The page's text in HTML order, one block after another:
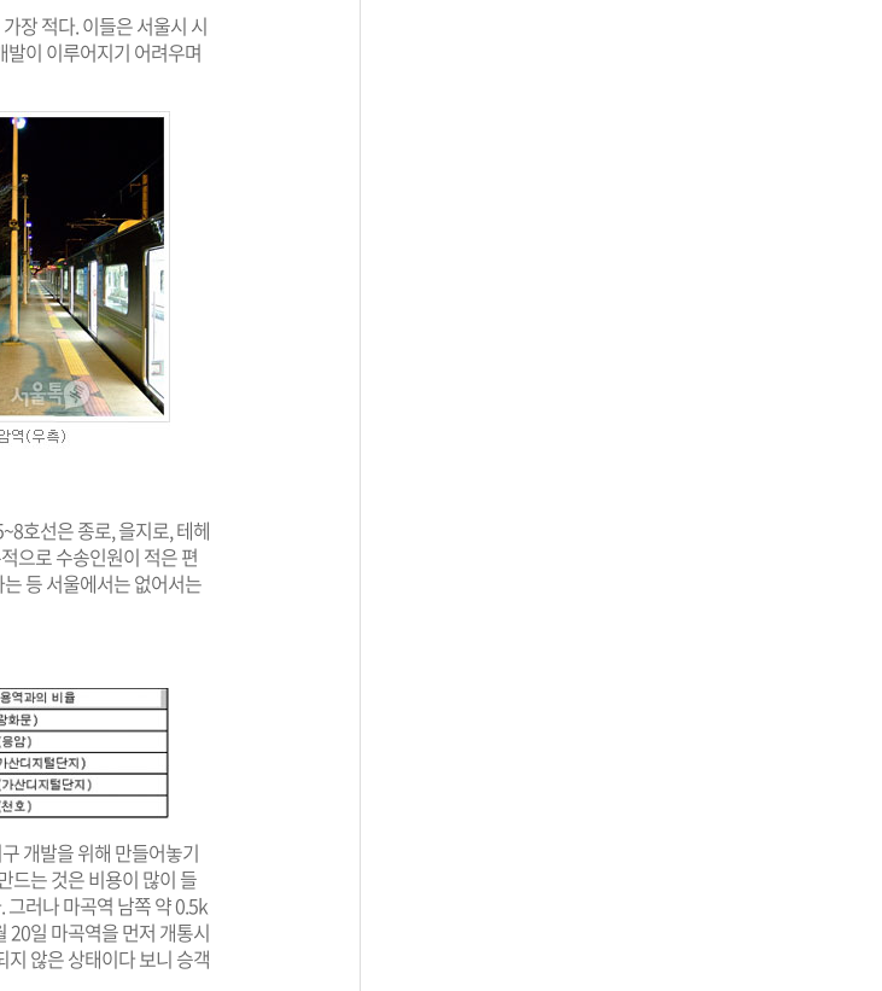
장 적다. 이들은 서울시 시
이 이루어지기 어려우며
호선은 종로, 을지로, 테헤
으로 수송인원이 적은 편
등 서울에서는 없어서는
개발을 위해 만들어놓기
드는 것은 비용이 많이 들
러나 마곡역 남쪽 약 0.5k
20일 마곡역을 먼저 개통시
않은 상태이다 보니 승객